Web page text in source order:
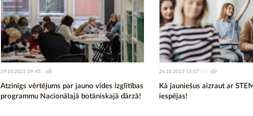
Atzinīgs vērtējums par jauno vides izglītības
programmu Nacionālajā botāniskajā dārzā!
29.10.2023 09:43 1
Kā jauniešus aizraut ar
iespējas!
26.10.2023 15:07139